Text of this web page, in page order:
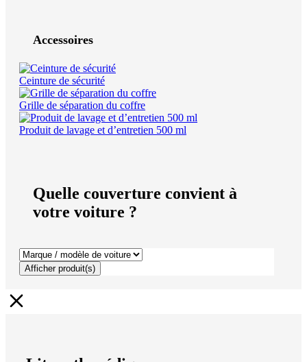
Accessoires
Ceinture de sécurité
Grille de séparation du coffre
Produit de lavage et d’entretien 500 ml
Quelle couverture convient à
votre voiture ?
Afficher produit(s)